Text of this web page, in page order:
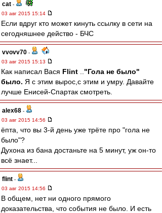
cat -
03 авг 2015 15:14
Если вдруг кто может кинуть ссылку в сети на
сегодняшнее действо - БЧС
vvovv70 -
03 авг 2015 15:13
Как написал Вася Flint
"Гола не было"
было. Я с этим вырос,с этим и умру. Давайте
лучше Енисей-Спартак смотреть.
alex68 -
03 авг 2015 14:56
ёпта, что вы 3-й день уже трёте про "гола не
было"?
Духона из бана достаньте на 5 минут, уж он-то
всё знает...
flint -
03 авг 2015 14:56
В общем, нет ни одного прямого
доказательства, что события не было. И есть